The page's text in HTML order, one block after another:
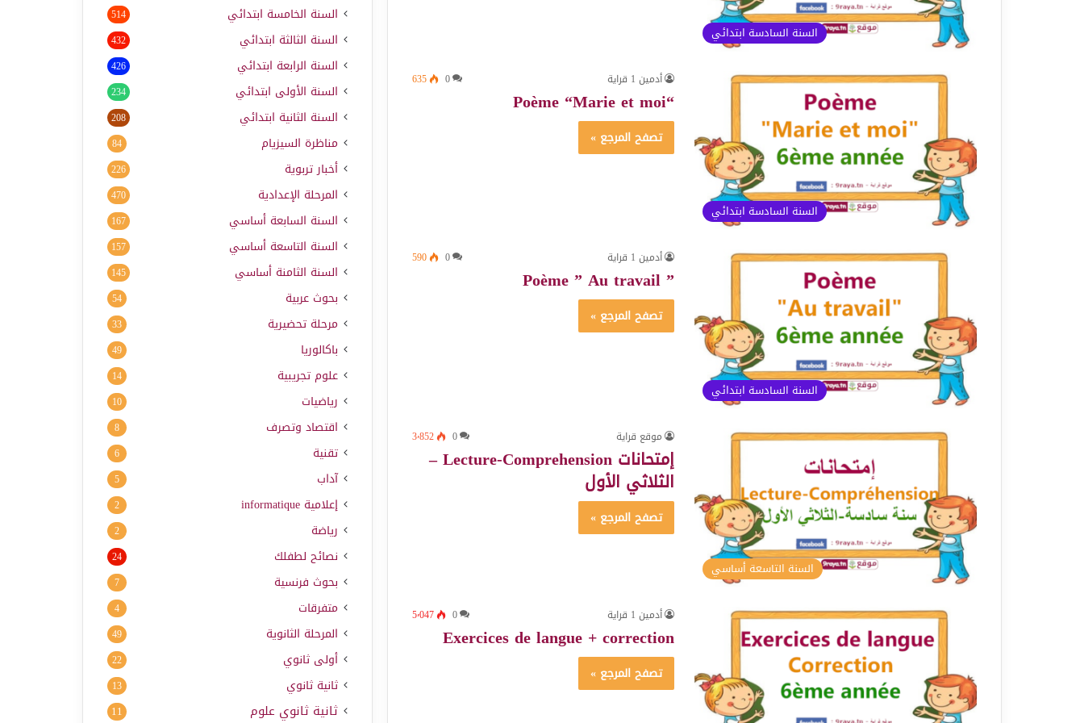
السنة السادسة ابتدائي
السنة السادسة ابتدائي
أدمين 1 قراية 0
635
“Poème “Marie et moi
تصفح المرجع »
السنة السادسة ابتدائي
أدمين 1 قراية 0
590
” Poème ” Au travail
تصفح المرجع »
السنة التاسعة أساسي
موقع قراية 0 3٬852
إمتحانات Lecture-Comprehension –
الثلاثي الأول
تصفح المرجع »
أدمين 1 قراية 0 5٬047
Exercices de langue + correction
تصفح المرجع »
السنة الخامسة ابتدائي 514
السنة الثالثة ابتدائي 432
السنة الرابعة ابتدائي 426
السنة الأولى ابتدائي 234
السنة الثانية ابتدائي 208
مناظرة السيزيام 84
أخبار تربوية 226
المرحلة الإعدادية 470
السنة السابعة أساسي 167
السنة التاسعة أساسي 157
السنة الثامنة أساسي 145
بحوث عربية 54
مرحلة تحضيرية 33
باكالوريا 49
علوم تجريبية 14
رياضيات 10
اقتصاد وتصرف 8
تقنية 6
آداب 5
إعلامية informatique
2
رياضة 2
نصائح لطفلك 24
بحوث فرنسية 7
متفرقات 4
المرحلة الثانوية 49
أولى ثانوي 22
ثانية ثانوي 13
ثانية ثانوي علوم 11